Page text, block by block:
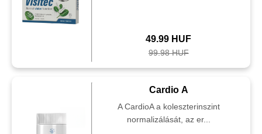
49.99 HUF
99.98 HUF
Cardio A
A CardioA a koleszterinszint
normalizálását, az er...